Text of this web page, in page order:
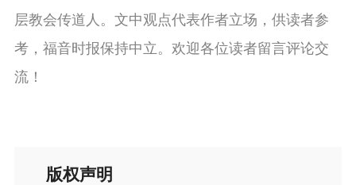
层教会传道人。文中观点代表作者立场，供读者参
考，福音时报保持中立。欢迎各位读者留言评论交
流！
版权声明